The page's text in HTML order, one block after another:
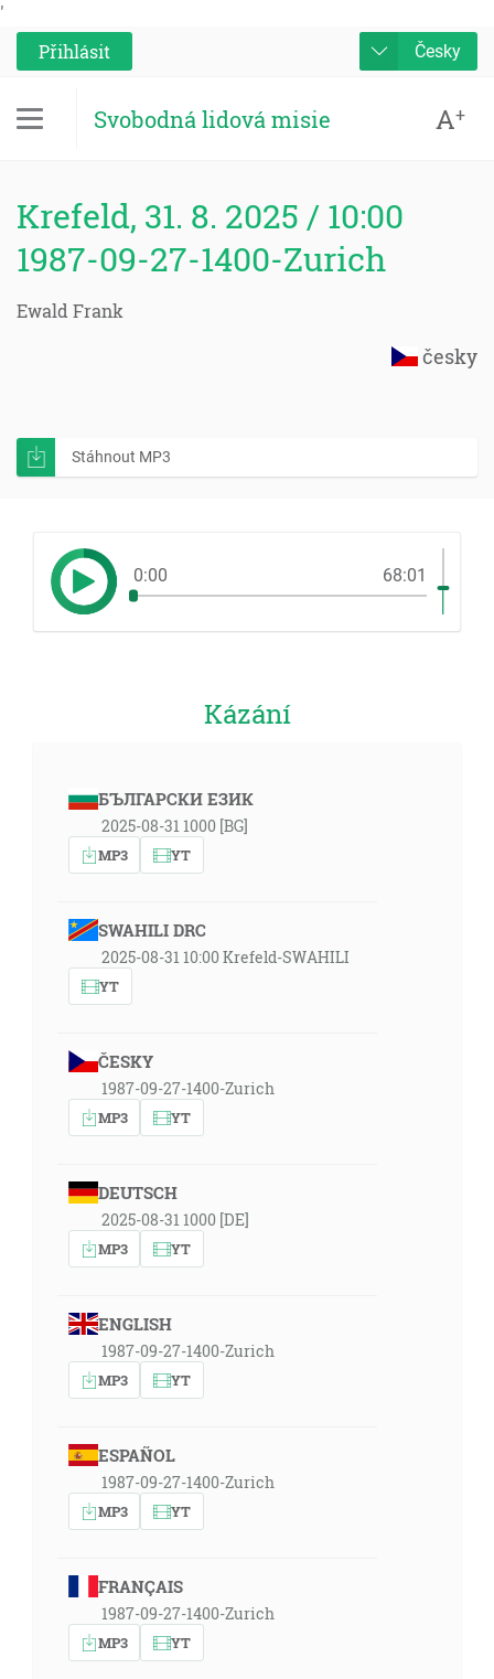
'
Přihlásit
Česky
Svobodná lidová misie A+
Krefeld, 31. 8. 2025 / 10:00
1987-09-27-1400-Zurich
Ewald Frank
česky
Stáhnout MP3
0:00 68:01
Kázání
БЪЛГАРСКИ ЕЗИК
2025-08-31 1000 [BG]
MP3 YT
SWAHILI DRC
2025-08-31 10:00 Krefeld-SWAHILI
YT
ČESKY
1987-09-27-1400-Zurich
MP3 YT
DEUTSCH
2025-08-31 1000 [DE]
MP3 YT
ENGLISH
1987-09-27-1400-Zurich
MP3 YT
ESPAÑOL
1987-09-27-1400-Zurich
MP3 YT
FRANÇAIS
1987-09-27-1400-Zurich
MP3 YT